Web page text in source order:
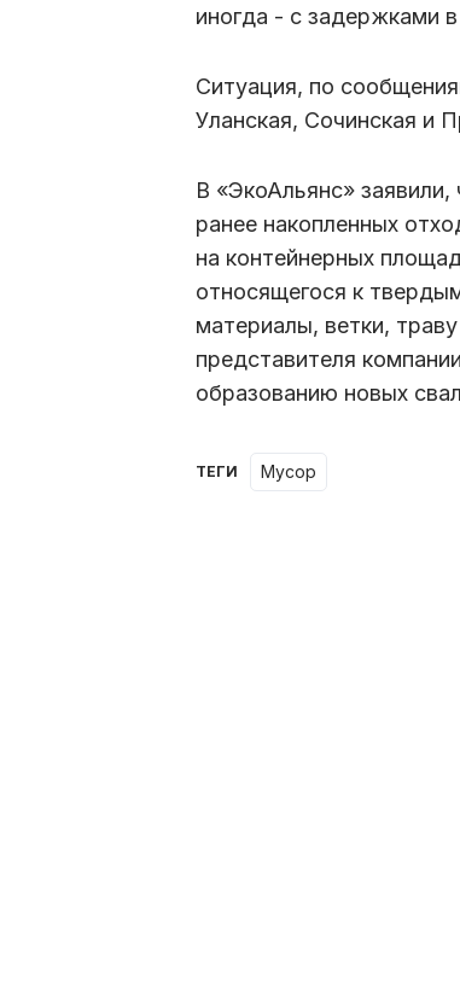
иногда - с задержками в
Ситуация, по
Уланская, Сочинская и
В «ЭкоАльянс»
ранее накопленных
на контейнерных
относящегося к
материалы, ветки,
представителя
образованию новых
ТЕГИ мусор